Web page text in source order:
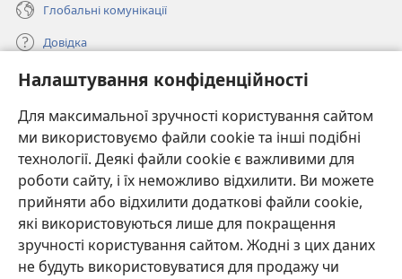
Налаштування конфіденційності
Для максимальної зручності користування сайтом
ми використовуємо файли cookie та інші подібні
технології. Деякі файли cookie є важливими для
роботи сайту, і їх неможливо відхилити. Ви можете
прийняти або відхилити додаткові файли cookie,
які використовуються лише для покращення
зручності користування сайтом. Жодні з цих даних
не будуть використовуватися для продажу чи
Глобальні комунікації
Довідка
Пожертви
(відкривається
у
новому
вікні)
ОНЛАЙН-БІБЛІОТЕКА Товариства «Вартова башта»™
(відкривається
у
новому
вікні)
JW Hub ®
(відкривається
у
новомуJW Library
Watchtower Library